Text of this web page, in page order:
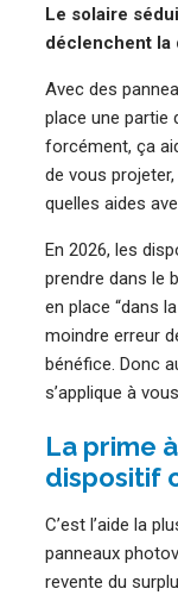
Le solaire
déclenchent la
Avec des
place une partie
forcément, ça
de vous
quelles aides
En 2026, les
prendre dans le
en place “dans
moindre erreur
bénéfice. Donc
s’applique à
La prime
dispositif
C’est l’aide la
panneaux
revente du